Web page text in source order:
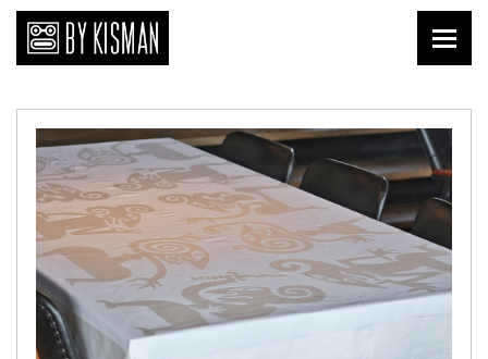
Kopi Kisman
Liefde van nu
Affiches
Prenten
Publicaties
Briefkaarten
Download
Keramiek